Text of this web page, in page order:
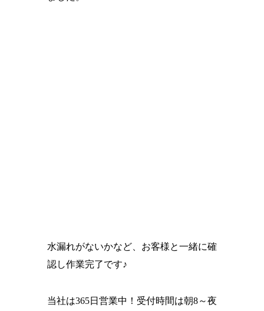
水漏れがないかなど、お客様と一緒に確
認し作業完了です♪
当社は365日営業中！受付時間は朝8～夜